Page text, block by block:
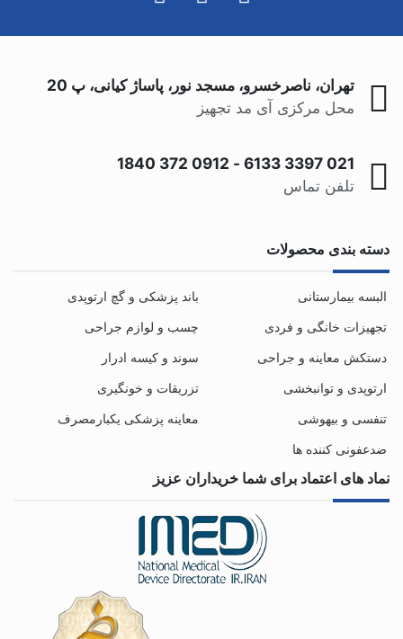
تهران، ناصرخسرو، مسجد نور، پاساژ کیانی، پ 20
محل مرکزی آی مد تجهیز
021 3397 6133
-
0912 372 1840
تلفن تماس
دسته بندی محصولات
البسه بیمارستانی
باند پزشکی و گچ ارتوپدی
تجهیزات خانگی و فردی
چسب و لوازم جراحی
دستکش معاینه و جراحی
سوند و کیسه ادرار
ارتوپدی و توانبخشی
تزریقات و خونگیری
تنفسی و بیهوشی
معاینه پزشکی یکبارمصرف
ضدعفونی کننده ها
نماد های اعتماد برای شما خریداران عزیز